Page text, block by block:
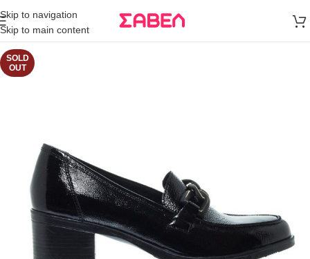
Skip to navigation
Skip to main content
άνω των 80€
Παραγγελία
SOLD
OUT